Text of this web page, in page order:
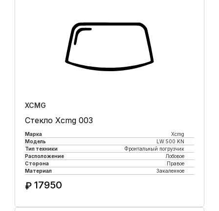
XCMG
Стекло Xcmg 003
Марка
Xcmg
Модель
LW 500 KN
Тип техники
Фронтальный погрузчик
Расположение
Лобовое
Сторона
Правое
Материал
Закаленное
₽ 17950